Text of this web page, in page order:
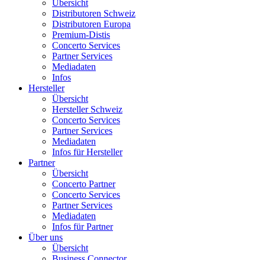
Übersicht
Distributoren Schweiz
Distributoren Europa
Premium-Distis
Concerto Services
Partner Services
Mediadaten
Infos
Hersteller
Übersicht
Hersteller Schweiz
Concerto Services
Partner Services
Mediadaten
Infos für Hersteller
Partner
Übersicht
Concerto Partner
Concerto Services
Partner Services
Mediadaten
Infos für Partner
Über uns
Übersicht